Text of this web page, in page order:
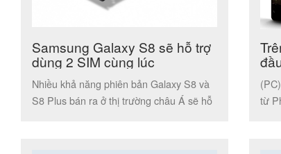
Samsung Galaxy S8 sẽ hỗ trợ
dùng 2 SIM cùng lúc
Nhiều khả năng phiên bản Galaxy S8 và
S8 Plus bán ra ở thị trường châu Á sẽ hỗ
từ